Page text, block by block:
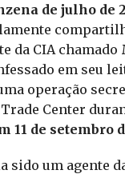
de julho de
da CIA chamado
em seu
operação
Center
11 de setembro
sido um agente